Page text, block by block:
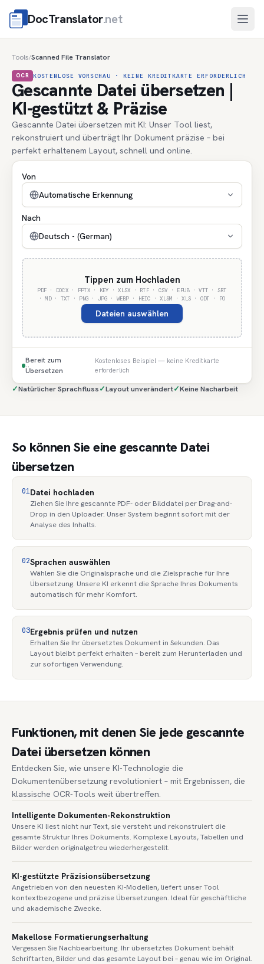
DocTranslator.net
Tools/Scanned File Translator
OCR KOSTENLOSE VORSCHAU · KEINE KREDITKARTE ERFORDERLICH
Gescannte Datei übersetzen |
KI-gestützt & Präzise
Gescannte Datei übersetzen mit KI: Unser Tool liest,
rekonstruiert und überträgt Ihr Dokument präzise – bei
perfekt erhaltenem Layout, schnell und online.
Von
Automatische Erkennung
Nach
Deutsch - (German)
Tippen zum Hochladen
PDF · DOCX · PPTX · KEY · XLSX · RTF · CSV · EPUB · VTT · SRT
· MD · TXT · PNG · JPG · WEBP · HEIC · XLSM · XLS · ODT · PO
Dateien auswählen
Bereit zum
Übersetzen
Kostenloses Beispiel — keine Kreditkarte
erforderlich
✓Natürlicher Sprachfluss✓Layout unverändert✓Keine Nacharbeit
So können Sie eine gescannte Datei
übersetzen
01Datei hochladen
Ziehen Sie Ihre gescannte PDF- oder Bilddatei per Drag-and-
Drop in den Uploader. Unser System beginnt sofort mit der
Analyse des Inhalts.
02Sprachen auswählen
Wählen Sie die Originalsprache und die Zielsprache für Ihre
Übersetzung. Unsere KI erkennt die Sprache Ihres Dokuments
automatisch für mehr Komfort.
03Ergebnis prüfen und nutzen
Erhalten Sie Ihr übersetztes Dokument in Sekunden. Das
Layout bleibt perfekt erhalten – bereit zum Herunterladen und
zur sofortigen Verwendung.
Funktionen, mit denen Sie jede gescannte
Datei übersetzen können
Entdecken Sie, wie unsere KI-Technologie die
Dokumentenübersetzung revolutioniert – mit Ergebnissen, die
klassische OCR-Tools weit übertreffen.
Intelligente Dokumenten-Rekonstruktion
Unsere KI liest nicht nur Text, sie versteht und rekonstruiert die
gesamte Struktur Ihres Dokuments. Komplexe Layouts, Tabellen und
Bilder werden originalgetreu wiederhergestellt.
KI-gestützte Präzisionsübersetzung
Angetrieben von den neuesten KI-Modellen, liefert unser Tool
kontextbezogene und präzise Übersetzungen. Ideal für geschäftliche
und akademische Zwecke.
Makellose Formatierungserhaltung
Vergessen Sie Nachbearbeitung. Ihr übersetztes Dokument behält
Schriftarten, Bilder und das gesamte Layout bei – genau wie im Original.